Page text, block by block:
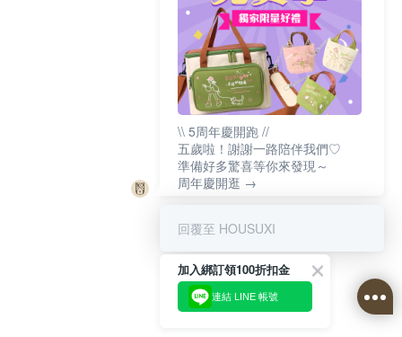
\\ 5周年慶開跑 //
五歲啦！謝謝一路陪伴我們♡
準備好多驚喜等你來發現～
周年慶開逛 →
回覆至 HOUSUXI
加入綁訂領100折扣金
連結 LINE 帳號